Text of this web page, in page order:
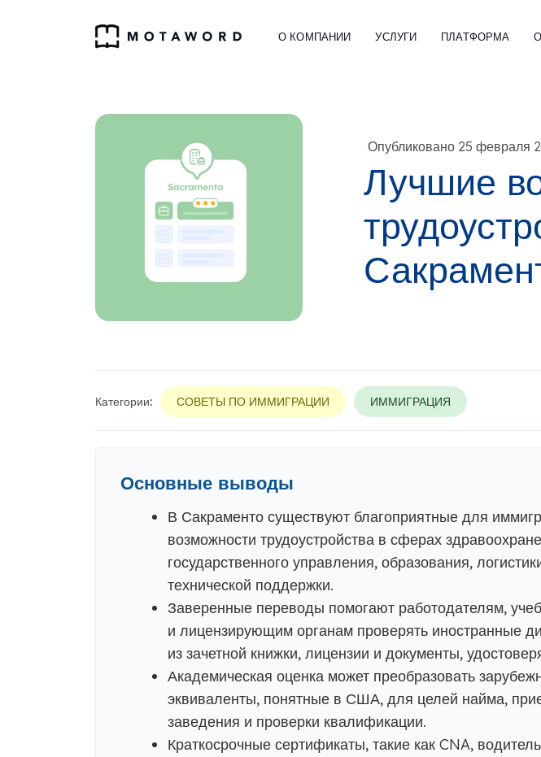
О КОМПАНИИ УСЛУГИ ПЛАТФОРМА
Опубликовано 25 февраля
Лучшие
Категории: СОВЕТЫ ПО ИММИГРАЦИИ ИММИГРАЦИЯ
Основные выводы
В Сакраменто существуют благоприятные для
возможности трудоустройства в сферах
государственного управления, образования,
технической поддержки.
Заверенные переводы помогают работодателям,
и лицензирующим органам проверять иностранные
из зачетной книжки, лицензии и документы,
Академическая оценка может преобразовать
эквиваленты, понятные в США, для целей найма,
заведения и проверки квалификации.
Краткосрочные сертификаты, такие как CNA, водитель